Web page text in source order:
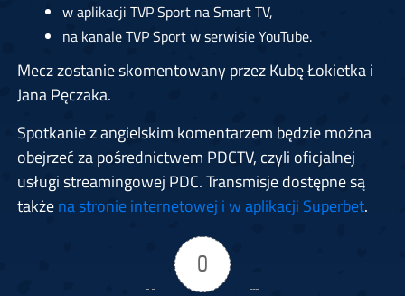
w aplikacji TVP Sport na Smart TV,
na kanale TVP Sport w serwisie YouTube.
Mecz zostanie skomentowany przez Kubę Łokietka i
Jana Pęczaka.
Spotkanie z angielskim komentarzem będzie można
obejrzeć za pośrednictwem PDCTV, czyli oficjalnej
usługi streamingowej PDC. Transmisje dostępne są
takżena stronie internetowej i w aplikacji Superbet.
0